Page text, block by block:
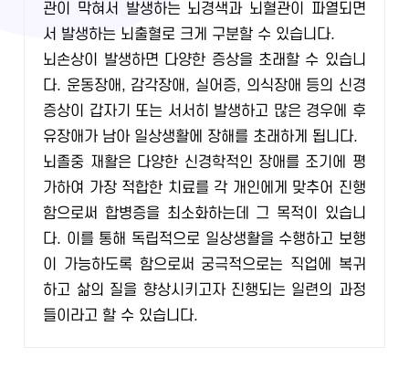
관이 막혀서 발생하는 뇌경색과 뇌혈관이 파열되면
서 발생하는 뇌출혈로 크게 구분할 수 있습니다.
뇌손상이 발생하면 다양한 증상을 초래할 수 있습니
다. 운동장애, 감각장애, 실어증, 의식장애 등의 신경
증상이 갑자기 또는 서서히 발생하고 많은 경우에 후
유장애가 남아 일상생활에 장해를 초래하게 됩니다.
뇌졸중 재활은 다양한 신경학적인 장애를 조기에 평
가하여 가장 적합한 치료를 각 개인에게 맞추어 진행
함으로써 합병증을 최소화하는데 그 목적이 있습니
다. 이를 통해 독립적으로 일상생활을 수행하고 보행
이 가능하도록 함으로써 궁극적으로는 직업에 복귀
하고 삶의 질을 향상시키고자 진행되는 일련의 과정
들이라고 할 수 있습니다.